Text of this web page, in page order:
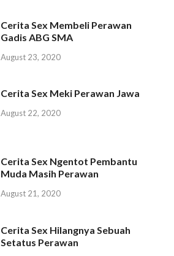
Cerita Sex Membeli Perawan
Gadis ABG SMA
August 23, 2020
Cerita Sex Meki Perawan Jawa
August 22, 2020
Cerita Sex Ngentot Pembantu
Muda Masih Perawan
August 21, 2020
Cerita Sex Hilangnya Sebuah
Setatus Perawan